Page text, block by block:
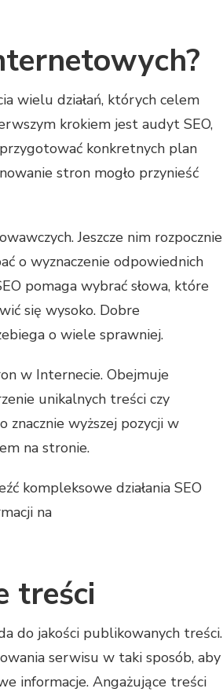
wielu działań, których celem
krokiem jest audyt SEO,
konkretnych plan
stron mogło przynieść
Jeszcze nim rozpocznie
o wyznaczenie odpowiednich
pomaga wybrać słowa, które
się wysoko. Dobre
o wiele sprawniej.
w Internecie. Obejmuje
unikalnych treści czy
wyższej pozycji w
na stronie.
kompleksowe działania SEO
na
treści
do jakości publikowanych treści.
serwisu w taki sposób, aby
informacje. Angażujące treści